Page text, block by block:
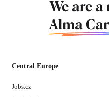
We are a
Alma
Central Europe
Jobs.cz